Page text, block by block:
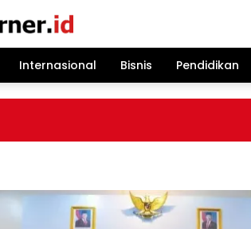
Internasional Bisnis Pendidikan